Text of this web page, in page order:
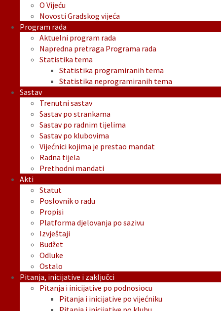
O Vijeću
Novosti Gradskog vijeća
Program rada
Aktuelni program rada
Napredna pretraga Programa rada
Statistika tema
Statistika programiranih tema
Statistika neprogramiranih tema
Sastav
Trenutni sastav
Sastav po strankama
Sastav po radnim tijelima
Sastav po klubovima
Vijećnici kojima je prestao mandat
Radna tijela
Prethodni mandati
Akti
Statut
Poslovnik o radu
Propisi
Platforma djelovanja po sazivu
Izvještaji
Budžet
Odluke
Ostalo
Pitanja, inicijative i zaključci
Pitanja i inicijative po podnosiocu
Pitanja i inicijative po vijećniku